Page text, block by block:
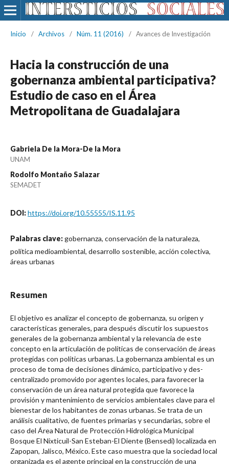
Inicio / Archivos / Núm. 11 (2016) / Avances de Investigación
Hacia la construcción de una
gobernanza ambiental participativa?
Estudio de caso en el Área
Metropolitana de Guadalajara
Gabriela De la Mora-De la Mora
UNAM
Rodolfo Montaño Salazar
SEMADET
DOI:https://doi.org/10.55555/IS.11.95
Palabras clave:gobernanza, conservación de la naturaleza,
política medioambiental, desarrollo sostenible, acción colectiva,
áreas urbanas
Resumen
El objetivo es analizar el concepto de gobernanza, su origen y
características generales, para después discutir los supuestos
generales de la gobernanza ambiental y la relevancia de este
concepto en la articulación de políticas de conservación de áreas
protegidas con políticas urbanas. La gobernanza am­biental es un
proceso de toma de decisiones dinámico, participativo y des­
centralizado promovido por agentes locales, para favorecer la
conservación de un área natural protegida que favorece la
provisión y mantenimiento de servicios ambientales clave para el
bienestar de los habitantes de zonas ur­banas. Se trata de un
análisis cualitativo, de fuentes primarias y secundarias, sobre el
caso del Área Natural de Protección Hidrológica Municipal
Bosque El Nixticuil-San Esteban-El Diente (Bensedi) localizada en
Zapopan, Jalisco, México. Este caso muestra que la sociedad local
organizada es el agente prin­cipal en la construcción de una